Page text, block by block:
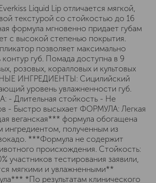
Liquid Lip отличается мягкой,
текстурой со стойкостью до 16
формула мгновенно придает губам
с высокой степенью покрытия.
позволяет максимально
губ. Помада доступна в 9
розовых, коралловых и культовых
ИНГРЕДИЕНТЫ: Сицилийский
уровень увлажненности губ.
Длительная стойкость - Не
- Быстро высыхает ФОРМУЛА: Легкая
веганская*** формула обогащена
ингредиентом, полученным из
***Формула не содержит
происхождения. Стойкость:
участников тестирования заявили,
мягкими и увлажненными**
*По результатам клинического